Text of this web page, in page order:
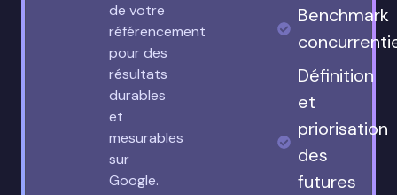
de votre
référencement
pour des
résultats
durables
et
mesurables
sur
Google.
Benchmark
Définition
et
priorisation
des
futures